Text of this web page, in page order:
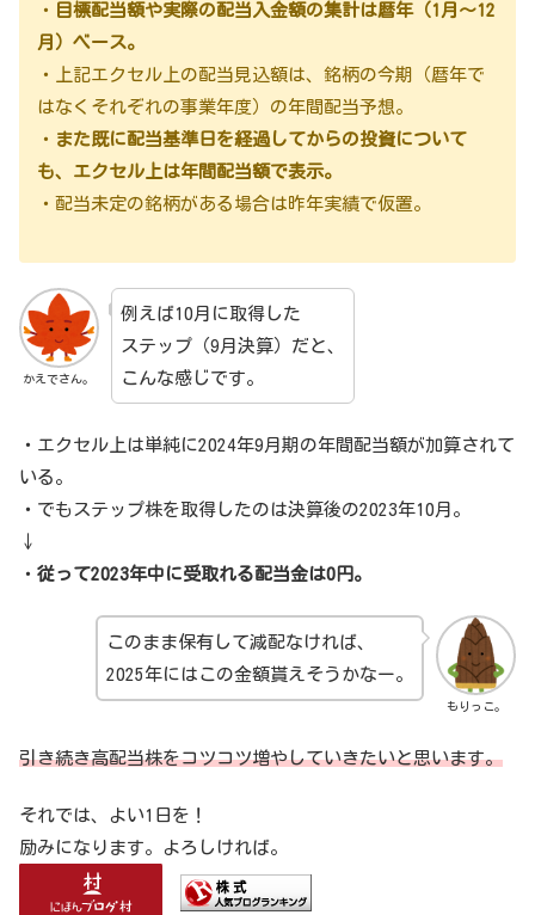
・
目標配当額や実際の配当入金額の集計は暦年（1月～12
月）ベース。
・上記エクセル上の配当見込額は、銘柄の今期（暦年で
はなくそれぞれの事業年度）の年間配当予想。
・ また既に配当基準日を経過してからの投資について
も、エクセル上は年間配当額で表示。
・配当未定の銘柄がある場合は昨年実績で仮置。
かえでさん。
例えば10月に取得した
ステップ（9月決算）だと、
こんな感じです。
・エクセル上は単純に2024年9月期の年間配当額が加算されて
いる。
・でもステップ株を取得したのは決算後の2023年10月。
↓
・ 従って2023年中に受取れる配当金は0円。
もりっこ。
このまま保有して減配なければ、
2025年にはこの金額貰えそうかなー。
引き続き高配当株をコツコツ増やしていきたいと思います。
それでは、よい1日を！
励みになります。よろしければ。